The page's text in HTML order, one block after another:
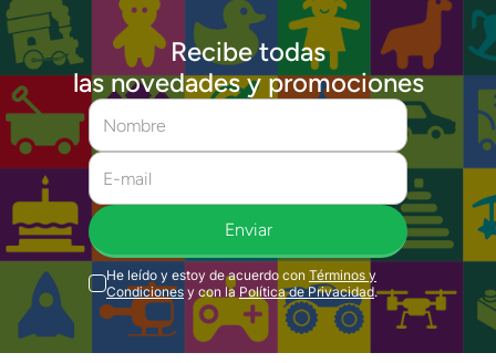
Recibe todas
las novedades y promociones
Enviar
He leído y estoy de acuerdo con Términos y
Condiciones y con la Política de Privacidad.